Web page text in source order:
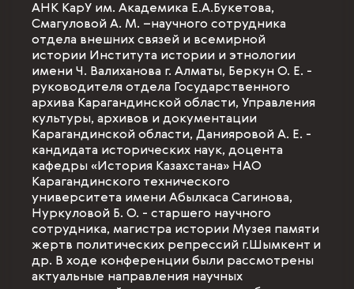
АНК КарУ им. Академика Е.А.Букетова,
Смагуловой А. М. –научного сотрудника
отдела внешних связей и всемирной
истории Института истории и этнологии
имени Ч. Валиханова г. Алматы, Беркун О. Е. -
руководителя отдела Государственного
архива Карагандинской области, Управления
культуры, архивов и документации
Карагандинской области, Данияровой А. Е. -
кандидата исторических наук, доцента
кафедры «История Казахстана» НАО
Карагандинского технического
университета имени Абылкаса Сагинова,
Нуркуловой Б. О. - старшего научного
сотрудника, магистра истории Музея памяти
жертв политических репрессий г.Шымкент и
др. В ходе конференции были рассмотрены
актуальные направления научных